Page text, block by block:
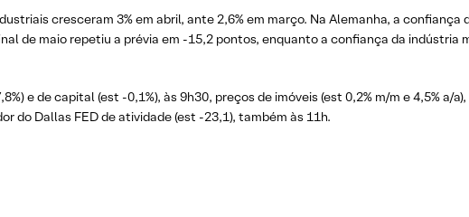
cresceram 3% em abril, ante 2,6% em março. Na Alemanha, a
de maio repetiu a prévia em -15,2 pontos, enquanto a confiança da indústria
e de capital (est -0,1%), às 9h30, preços de imóveis (est 0,2% m/m e 4,5% a/
do Dallas FED de atividade (est -23,1), também às 11h.